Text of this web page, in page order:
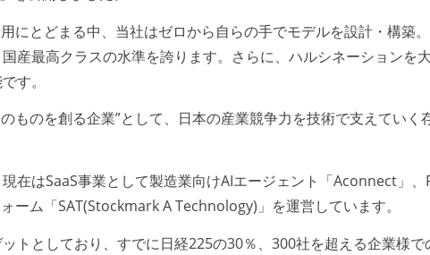
にとどまる中、当社はゼロから自らの手でモデルを設計・構築
産最高クラスの水準を誇ります。さらに、ハルシネーションを
す。
ものを創る企業”として、日本の産業競争力を技術で支えていく
在はSaaS事業として製造業向けAIエージェント「Aconnect」、
ーム「SAT(Stockmark A Technology)」を運営しています。
トとしており、すでに日経225の30％、300社を超える企業様で